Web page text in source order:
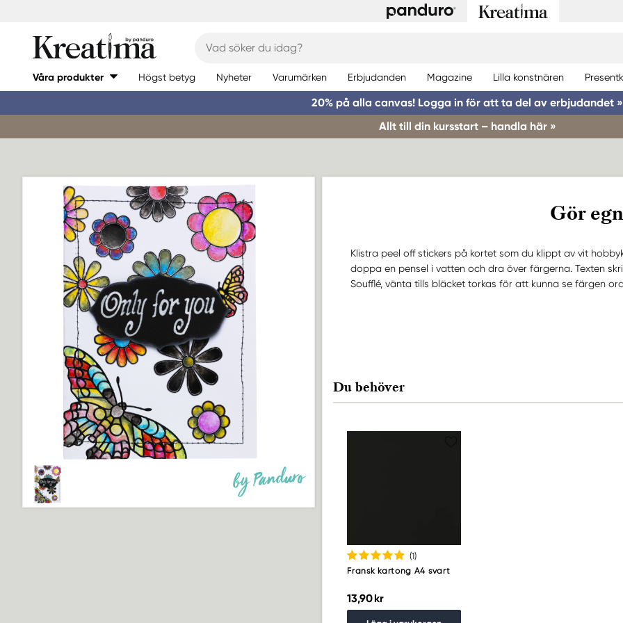
Våra produkter Högst betyg Nyheter Varumärken Erbjudanden Magazine Lilla konstnären
20% på alla canvas! Logga in för att ta del av erbjudandet »
Allt till din kursstart – handla här »
by Panduro
Gör
Klistra peel off stickers på kortet som du klippt av vit
doppa en pensel i vatten och dra över färgerna. Texten
Soufflé, vänta tills bläcket torkas för att kunna se färgen
Du behöver
(1)
Fransk kartong A4 svart
13,90 kr